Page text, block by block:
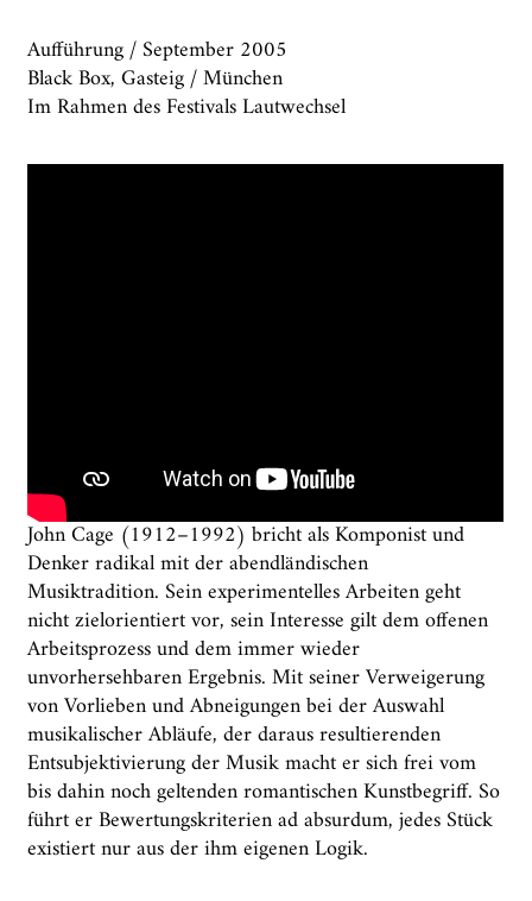
Aufführung / September 2005
Black Box, Gasteig / München
Im Rahmen des Festivals Lautwechsel
John Cage (1912–1992) bricht als Komponist und
Denker radikal mit der abendländischen
Musiktradition. Sein experimentelles Arbeiten geht
nicht zielorientiert vor, sein Interesse gilt dem offenen
Arbeitsprozess und dem immer wieder
unvorhersehbaren Ergebnis. Mit seiner Verweigerung
von Vorlieben und Abneigungen bei der Auswahl
musikalischer Abläufe, der daraus resultierenden
Entsubjektivierung der Musik macht er sich frei vom
bis dahin noch geltenden romantischen Kunstbegriff. So
führt er Bewertungskriterien ad absurdum, jedes Stück
existiert nur aus der ihm eigenen Logik.